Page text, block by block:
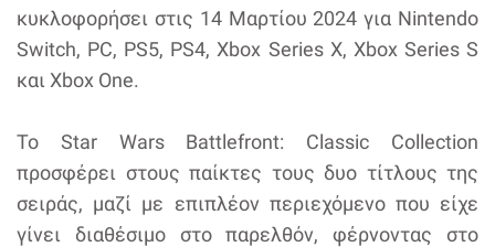
κυκλοφορήσει στις 14 Μαρτίου 2024 για Nintendo
Switch, PC, PS5, PS4, Xbox Series X, Xbox Series S
και Xbox One.
Το Star Wars Battlefront: Classic Collection
προσφέρει στους παίκτες τους δυο τίτλους της
σειράς, μαζί με επιπλέον περιεχόμενο που είχε
γίνει διαθέσιμο στο παρελθόν, φέρνοντας στο